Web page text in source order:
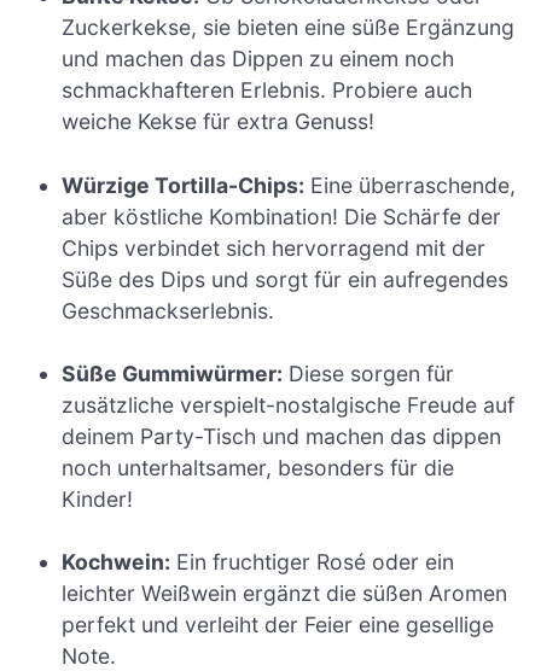
Zuckerkekse, sie bieten eine süße Ergänzung
und machen das Dippen zu einem noch
schmackhafteren Erlebnis. Probiere auch
weiche Kekse für extra Genuss!
Würzige Tortilla-Chips: Eine überraschende,
aber köstliche Kombination! Die Schärfe der
Chips verbindet sich hervorragend mit der
Süße des Dips und sorgt für ein aufregendes
Geschmackserlebnis.
Süße Gummiwürmer: Diese sorgen für
zusätzliche verspielt-nostalgische Freude auf
deinem Party-Tisch und machen das dippen
noch unterhaltsamer, besonders für die
Kinder!
Kochwein: Ein fruchtiger Rosé oder ein
leichter Weißwein ergänzt die süßen Aromen
perfekt und verleiht der Feier eine gesellige
Note.